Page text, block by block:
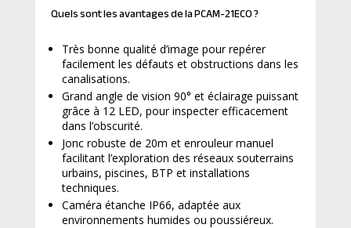
Quels sont les avantages de la PCAM-21ECO ?
Très bonne qualité d’image pour repérer
facilement les défauts et obstructions dans les
canalisations.
Grand angle de vision 90° et éclairage puissant
grâce à 12 LED, pour inspecter efficacement
dans l’obscurité.
Jonc robuste de 20m et enrouleur manuel
facilitant l’exploration des réseaux souterrains
urbains, piscines, BTP et installations
techniques.
Caméra étanche IP66, adaptée aux
environnements humides ou poussiéreux.